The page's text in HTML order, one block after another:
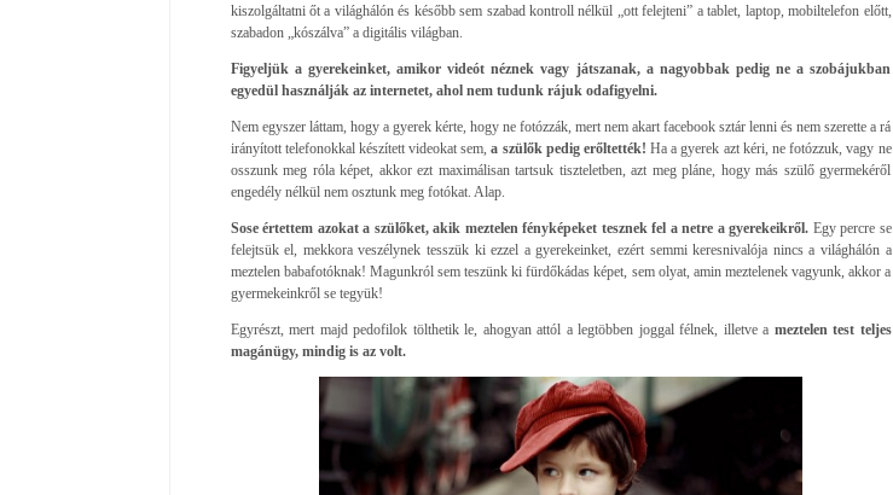
kiszolgáltatni őt a világhálón és később sem szabad kontroll nélkül „ott felejteni” a tablet, laptop, mobiltelefon előtt,
szabadon „kószálva” a digitális világban.
Figyeljük a gyerekeinket, amikor videót néznek vagy játszanak, a nagyobbak pedig ne a szobájukban
egyedül használják az internetet, ahol nem tudunk rájuk odafigyelni.
Nem egyszer láttam, hogy a gyerek kérte, hogy ne fotózzák, mert nem akart facebook sztár lenni és nem szerette a rá
irányított telefonokkal készített videokat sem,a szülők pedig erőltették!Ha a gyerek azt kéri, ne fotózzuk, vagy ne
osszunk meg róla képet, akkor ezt maximálisan tartsuk tiszteletben, azt meg pláne, hogy más szülő gyermekéről
engedély nélkül nem osztunk meg fotókat. Alap.
Sose értettem azokat a szülőket, akik meztelen fényképeket tesznek fel a netre a gyerekeikről. Egy percre se
felejtsük el, mekkora veszélynek tesszük ki ezzel a gyerekeinket, ezért semmi keresnivalója nincs a világhálón a
meztelen babafotóknak! Magunkról sem teszünk ki fürdőkádas képet, sem olyat, amin meztelenek vagyunk, akkor a
gyermekeinkről se tegyük!
Egyrészt, mert majd pedofilok tölthetik le, ahogyan attól a legtöbben joggal félnek, illetve a meztelen test teljes
magánügy, mindig is az volt.